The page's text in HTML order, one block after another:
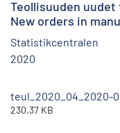
Teollisuuden
New orders in
Statistikcentralen
2020
teul_2020_04_2020-
230.37 KB